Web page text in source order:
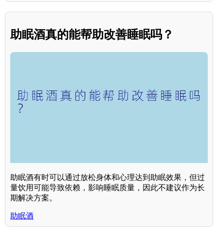
助眠酒真的能帮助改善睡眠吗？
助眠酒有时可以通过放松身体和心理达到助眠效果，但过
量饮用可能导致依赖，影响睡眠质量，因此不建议作为长
期解决方案。
助眠酒